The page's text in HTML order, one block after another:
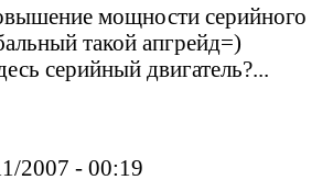
мощности серийного
такой апгрейд=)
серийный двигатель?...
2007 - 00:19